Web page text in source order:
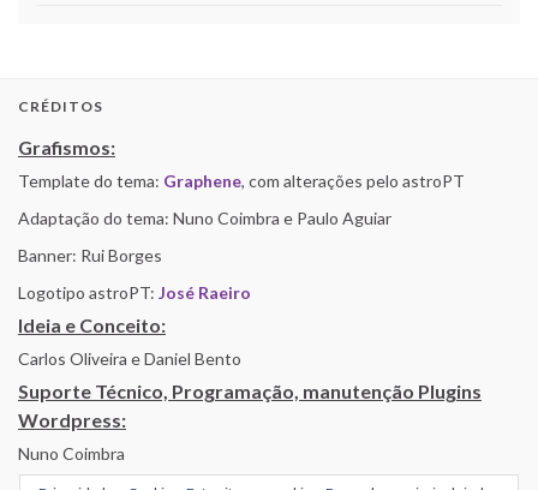
CRÉDITOS
Grafismos:
Template do tema: Graphene, com alterações pelo astroPT
Adaptação do tema: Nuno Coimbra e Paulo Aguiar
Banner: Rui Borges
Logotipo astroPT: José Raeiro
Ideia e Conceito:
Carlos Oliveira e Daniel Bento
Suporte Técnico, Programação, manutenção Plugins
Wordpress:
Nuno Coimbra